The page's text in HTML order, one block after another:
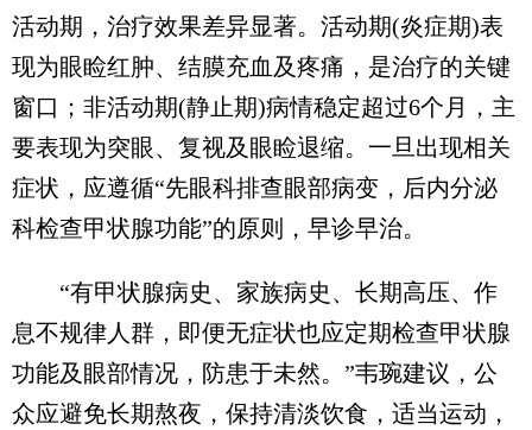
活动期，治疗效果差异显著。活动期(炎症期)表
现为眼睑红肿、结膜充血及疼痛，是治疗的关键
窗口；非活动期(静止期)病情稳定超过6个月，主
要表现为突眼、复视及眼睑退缩。一旦出现相关
症状，应遵循“先眼科排查眼部病变，后内分泌
科检查甲状腺功能”的原则，早诊早治。
“有甲状腺病史、家族病史、长期高压、作
息不规律人群，即便无症状也应定期检查甲状腺
功能及眼部情况，防患于未然。”韦琬建议，公
众应避免长期熬夜，保持清淡饮食，适当运动，